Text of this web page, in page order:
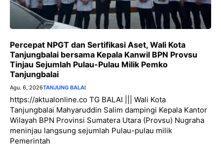
Percepat NPGT dan Sertifikasi Aset, Wali Kota
Tanjungbalai bersama Kepala Kanwil BPN Provsu
Tinjau Sejumlah Pulau-Pulau Milik Pemko
Tanjungbalai
Agu. 6, 2026TANJUNG BALAI
https://aktualonline.co TG BALAI ||| Wali Kota
Tanjungbalai Mahyaruddin Salim dampingi Kepala Kantor
Wilayah BPN Provinsi Sumatera Utara (Provsu) Nugraha
meninjau langsung sejumlah Pulau-pulau milik
Pemerintah